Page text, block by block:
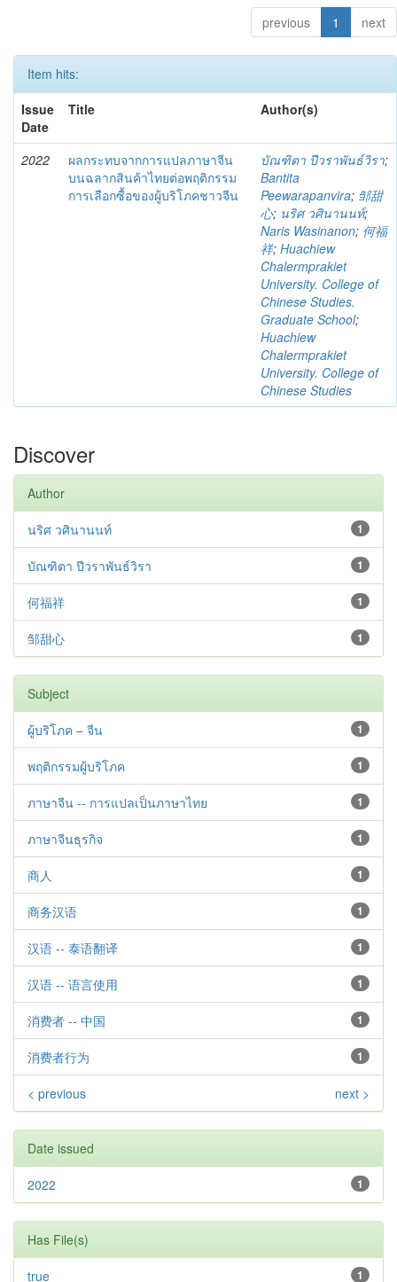
previous 1 next
Item hits:
Issue
Date
Title Author(s)
2022
ผลกระทบจากการแปลภาษาจีน
บนฉลากสินค้าไทยต่อพฤติกรรม
การเลือกซื้อของผู้บริโภคชาวจีน
บัณฑิตา ปีวราพันธ์วิรา;
Bantita
Peewarapanvira; 邹甜
心; นริศ วศินานนท์;
Naris Wasinanon; 何福
祥; Huachiew
Chalermprakiet
University. College of
Chinese Studies.
Graduate School;
Huachiew
Chalermprakiet
University. College of
Chinese Studies
Discover
Author
1
นริศ วศินานนท์
1
บัณฑิตา ปีวราพันธ์วิรา
1
何福祥
1
邹甜心
Subject
1
ผู้บริโภค – จีน
1
พฤติกรรมผู้บริโภค
1
ภาษาจีน -- การแปลเป็นภาษาไทย
1
ภาษาจีนธุรกิจ
1
商人
1
商务汉语
1
汉语 -- 泰语翻译
1
汉语 -- 语言使用
1
消费者 -- 中国
1
消费者行为
< previous next >
Date issued
1
2022
Has File(s)
1
true